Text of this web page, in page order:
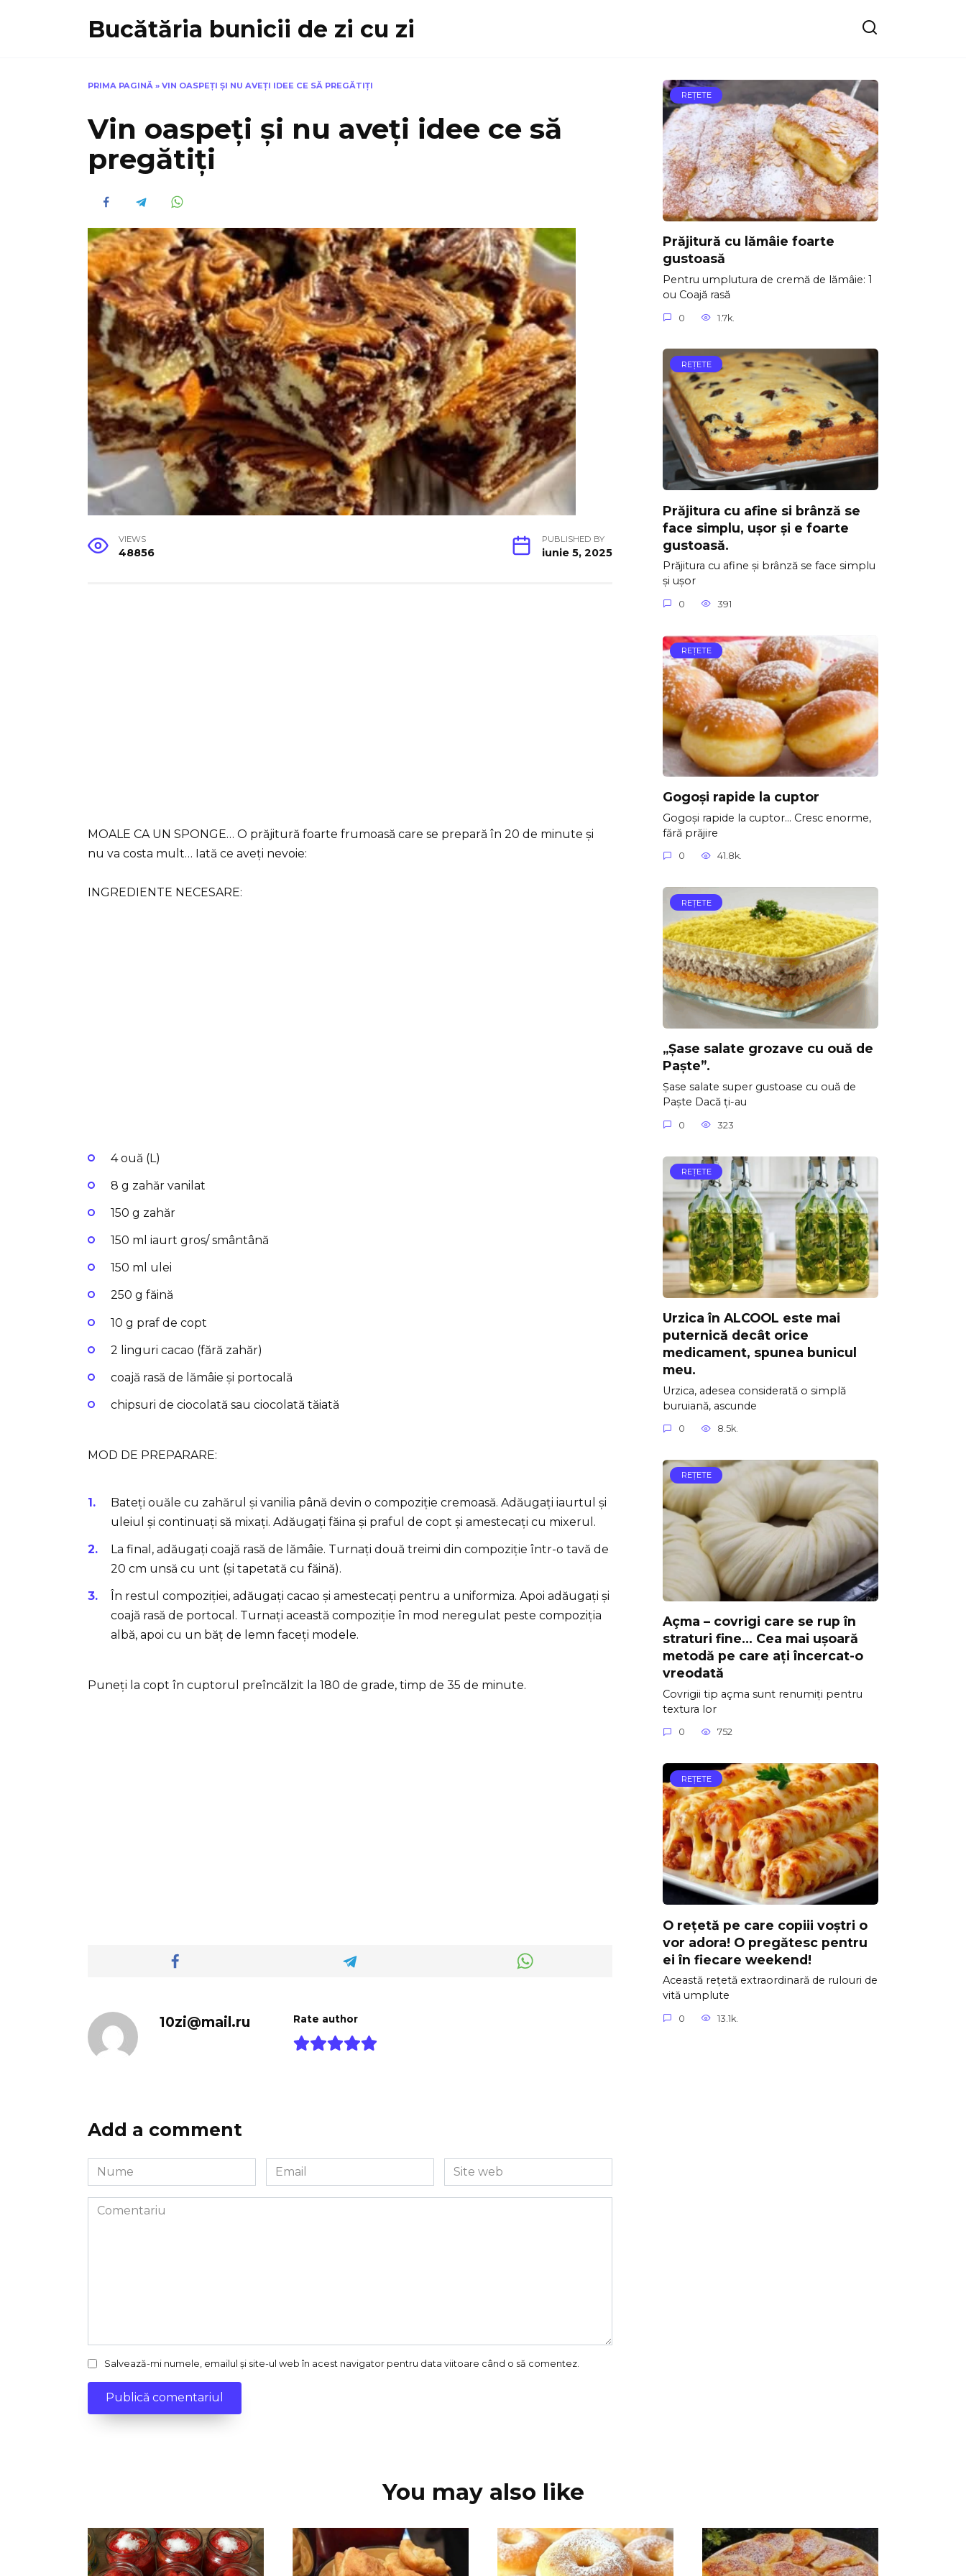
Bucătăria bunicii de zi cu zi
PRIMA PAGINĂ » VIN OASPEȚI ȘI NU AVEȚI IDEE CE SĂ PREGĂTIȚI
Vin oaspeți și nu aveți idee ce să
pregătiți
VIEWS
48856
PUBLISHED BY
iunie 5, 2025
MOALE CA UN SPONGE… O prăjitură foarte frumoasă care se prepară în 20 de minute și
nu va costa mult… Iată ce aveți nevoie:
INGREDIENTE NECESARE:
4 ouă (L)
8 g zahăr vanilat
150 g zahăr
150 ml iaurt gros/ smântână
150 ml ulei
250 g făină
10 g praf de copt
2 linguri cacao (fără zahăr)
coajă rasă de lămâie și portocală
chipsuri de ciocolată sau ciocolată tăiată
MOD DE PREPARARE:
Bateți ouăle cu zahărul și vanilia până devin o compoziție cremoasă. Adăugați iaurtul și
uleiul și continuați să mixați. Adăugați făina și praful de copt și amestecați cu mixerul.
La final, adăugați coajă rasă de lămâie. Turnați două treimi din compoziție într-o tavă de
20 cm unsă cu unt (și tapetată cu făină).
În restul compoziției, adăugați cacao și amestecați pentru a uniformiza. Apoi adăugați și
coajă rasă de portocal. Turnați această compoziție în mod neregulat peste compoziția
albă, apoi cu un băț de lemn faceți modele.
Puneți la copt în cuptorul preîncălzit la 180 de grade, timp de 35 de minute.
10zi@mail.ru Rate author
Add a comment
Nume
*
Email
*
Site
web
Comentariu
Salvează-mi numele, emailul și site-ul web în acest navigator pentru data viitoare când o să comentez.
REŢETE
Prăjitură cu lămâie foarte
gustoasă
Pentru umplutura de cremă de lămâie: 1
ou Coajă rasă
0 1.7k.
REŢETE
Prăjitura cu afine si brânză se
face simplu, ușor și e foarte
gustoasă.
Prăjitura cu afine și brânză se face simplu
și ușor
0 391
REŢETE
Gogoși rapide la cuptor
Gogoși rapide la cuptor… Cresc enorme,
fără prăjire
0 41.8k.
REŢETE
„Șase salate grozave cu ouă de
Paște”.
Șase salate super gustoase cu ouă de
Paște Dacă ți-au
0 323
REŢETE
Urzica în ALCOOL este mai
puternică decât orice
medicament, spunea bunicul
meu.
Urzica, adesea considerată o simplă
buruiană, ascunde
0 8.5k.
REŢETE
Açma – covrigi care se rup în
straturi fine… Cea mai ușoară
metodă pe care ați încercat-o
vreodată
Covrigii tip açma sunt renumiți pentru
textura lor
0 752
REŢETE
O rețetă pe care copiii voștri o
vor adora! O pregătesc pentru
ei în fiecare weekend!
Această rețetă extraordinară de rulouri de
vită umplute
0 13.1k.
You may also like